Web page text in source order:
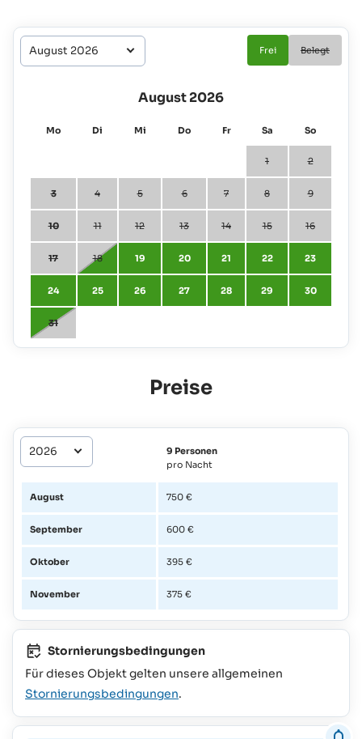
Frei Belegt
August 2026
Mo Di Mi Do Fr Sa So
1 2
3 4 5 6 7 8 9
10 11 12 13 14 15 16
17 18 19 20 21 22 23
24 25 26 27 28 29 30
31
Preise
9 Personen
pro Nacht
August 750 €
September 600 €
Oktober 395 €
November 375 €
Stornierungsbedingungen
Für dieses Objekt gelten unsere allgemeinen
Stornierungsbedingungen.